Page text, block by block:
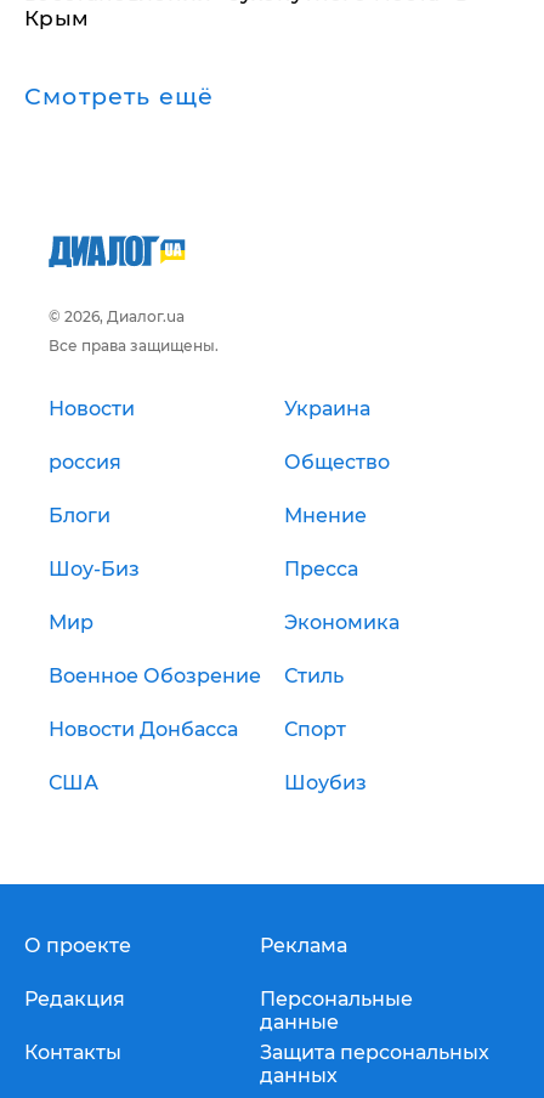
Крым
Смотреть ещё
© 2026, Диалог.ua
Все права защищены.
Новости Украина
россия Общество
Блоги Мнение
Шоу-Биз Пресса
Мир Экономика
Военное Обозрение Стиль
Новости Донбасса Спорт
США Шоубиз
О проекте
Редакция
Контакты
Реклама
Персональные
данные
Защита персональных
данных